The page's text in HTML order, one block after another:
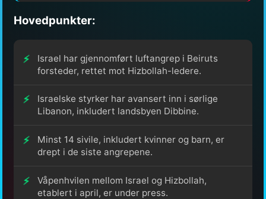
Hovedpunkter:
Israel har gjennomført luftangrep i Beiruts
forsteder, rettet mot Hizbollah-ledere.
Israelske styrker har avansert inn i sørlige
Libanon, inkludert landsbyen Dibbine.
Minst 14 sivile, inkludert kvinner og barn, er
drept i de siste angrepene.
Våpenhvilen mellom Israel og Hizbollah,
etablert i april, er under press.